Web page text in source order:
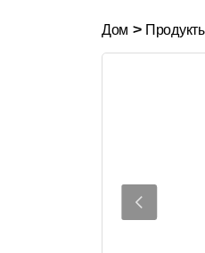
Дом >